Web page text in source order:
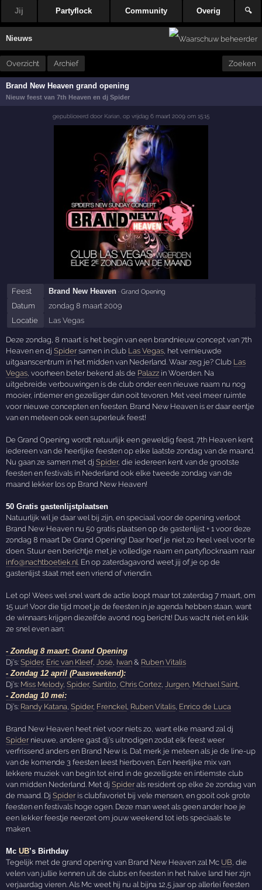
Jij Partyflock Community Overig 🔍
Nieuws
Overzicht Archief Zoeken
Brand New Heaven grand opening
Nieuw feest van 7th Heaven en dj Spider
gepubliceerd door Karian op vrijdag 6 maart 2009 om 15:15
Feest Brand New Heaven · Grand Opening
Datum
zondag 8 maart 2009
Locatie
Las Vegas
Deze zondag, 8 maart is het begin van een brandnieuw concept van 7th
Heaven en djSpidersamen in club Las Vegas , het vernieuwde
uitgaanscentrum in het midden van Nederland. Waar zeg je? Club Las
Vegas , voorheen beter bekend als de Palazz in Woerden. Na
uitgebreide verbouwingen is de club onder een nieuwe naam nu nog
mooier, intiemer en gezelliger dan ooit tevoren. Met veel meer ruimte
voor nieuwe concepten en feesten. Brand New Heaven is er daar eentje
van en meteen ook een superleuk feest!
De Grand Opening wordt natuurlijk een geweldig feest. 7th Heaven kent
iedereen van de heerlijke feesten op elke laatste zondag van de maand.
Nu gaan ze samen met djSpider, die iedereen kent van de grootste
feesten en festivals in Nederland ook elke tweede zondag van de
maand lekker los op Brand New Heaven!
50 Gratis gastenlijstplaatsen
Natuurlijk wil je daar wel bij zijn, en speciaal voor de opening verloot
Brand New Heaven nu 50 gratis plaatsen op de gastenlijst + 1 voor deze
zondag 8 maart De Grand Opening! Daar hoef je niet zo heel veel voor te
doen. Stuur een berichtje met je volledige naam en partyflocknaam naar
info@nachtboetiek.nl . En op zaterdagavond weet jij of je op de
gastenlijst staat met een vriend of vriendin.
Let op! Wees wel snel want de actie loopt maar tot zaterdag 7 maart, om
15 uur! Voor die tijd moet je de feesten in je agenda hebben staan, want
de winnaars krijgen diezelfde avond nog bericht! Dus wacht niet en klik
ze snel even aan:
- Zondag 8 maart: Grand Opening
Dj’s:Spider, Eric van Kleef, José Iwan & Ruben Vitalis
- Zondag 12 april (Paasweekend):
Dj’s: Miss Melody,Spider,Santito ,Chris Cortez Jurgen Michael Saint
- Zondag 10 mei:
Dj’s: Randy Katana ,Spider, Frenckel Ruben Vitalis Enrico de Luca
Brand New Heaven heet niet voor niets zo, want elke maand zal dj
Spidernieuwe, andere gast dj’s uitnodigen zodat elk feest weer
verfrissend anders en Brand New is. Dat merk je meteen als je de line-up
van de komende 3 feesten leest hierboven. Een heerlijke mix van
lekkere muziek van begin tot eind in de gezelligste en intiemste club
van midden Nederland. Met djSpiderals resident op elke 2e zondag van
de maand. DjSpideris clubfavoriet bij vele mensen, en gooit ook grote
feesten en festivals hoge ogen. Deze man weet als geen ander hoe je
een lekker feestje neerzet om jouw weekend tot iets speciaals te
maken.
McUB’s Birthday
Tegelijk met de grand opening van Brand New Heaven zal Mc UB , die
velen van jullie kennen uit de clubs en feesten in het halve land hier zijn
verjaardag vieren. Als Mc weet hij nu al bijna 12,5 jaar op allerlei feesten